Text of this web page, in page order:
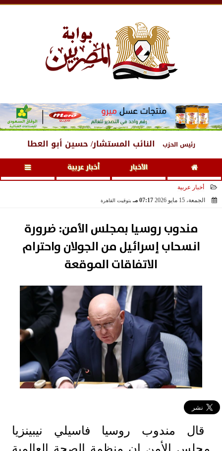
رئيس الحزب النائب المستشار/ حسين أبو العطا
الأخبار أخبار عربية
أخبار عربية
الجمعة، 15 مايو 2026
07:17 مـ بتوقيت القاهرة
مندوب روسيا بمجلس الأمن: ضرورة
انسحاب إسرائيل من الجولان واحترام
الاتفاقات الموقعة
قال مندوب روسيا فاسيلي نيبينزيا